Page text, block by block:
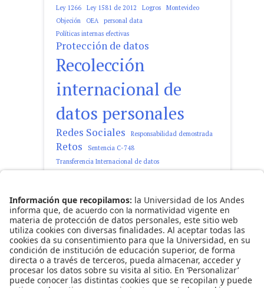
Ley 1266 Ley 1581 de 2012 Logros
Montevideo
Objeción
OEA
personal data
Políticas internas efectivas
Protección de datos
Recolección
internacional de
datos personales
Redes Sociales Responsabilidad demostrada
Retos
Sentencia C-748
Transferencia Internacional de datos